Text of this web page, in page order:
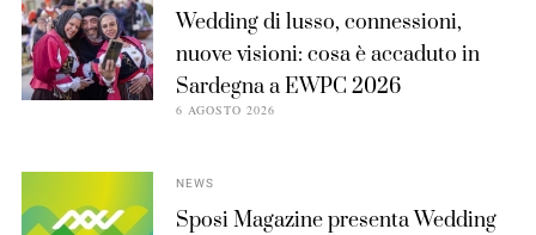
Wedding di lusso, connessioni,
nuove visioni: cosa è accaduto in
Sardegna a EWPC 2026
6 AGOSTO 2026
NEWS
Sposi Magazine presenta Wedding